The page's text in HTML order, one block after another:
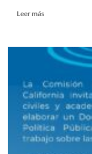
Leer másLeer
Ciudadanía,
organizaciones
y
academia
son
convocadas
a
participar